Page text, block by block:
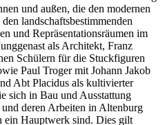
und außen, die den modernen
landschaftsbestimmenden
und Repräsentationsräumen im
als Architekt, Franz
Schülern für die Stuckfiguren
Paul Troger mit Johann Jakob
Abt Placidus als kultivierter
sich in Bau und Ausstattung
deren Arbeiten in Altenburg
ein Hauptwerk sind. Dies gilt